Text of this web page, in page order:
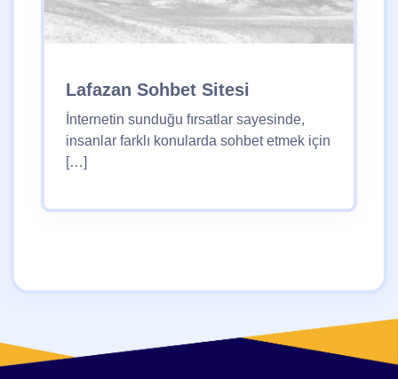
Lafazan Sohbet Sitesi
İnternetin sunduğu fırsatlar sayesinde,
insanlar farklı konularda sohbet etmek için
[…]